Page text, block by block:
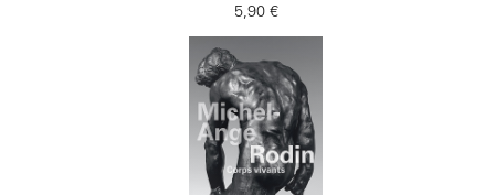
Prix ​​actuel
5,90 €